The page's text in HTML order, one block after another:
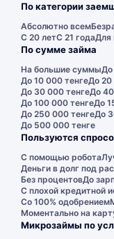
По категории
Абсолютно всем
С 20 летС 21 годаДля
По сумме займа
На большие суммыДо
До 10 000 тенгеДо 20
До 30 000 тенгеДо
До 100 000 тенгеДо
До 250 000 тенгеДо
До 500 000 тенге
Пользуются
С помощью робота
Деньги в долг под
Без процентовДо
С плохой кредитной
Со 100% одобрением
Моментально на
Микрозаймы по